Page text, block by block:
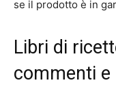
se il prodotto è in
Libri di
commenti e